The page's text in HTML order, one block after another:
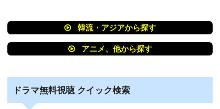
韓流・アジアから探す
アニメ、他から探す
ドラマ無料視聴 クイック検索